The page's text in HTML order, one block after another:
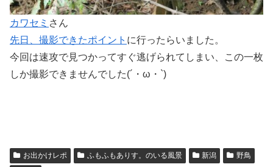
カワセミ さん
先日、撮影できたポイント に行ったらいました。
今回は速攻で見つかってすぐ逃げられてしまい、この一枚
しか撮影できませんでした(´・ω・`)
お出かけレポ ふもふもありす。のいる風景 新潟
野鳥